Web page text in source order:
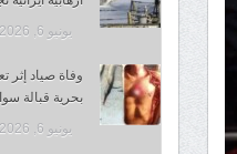
يونيو 6, 2026
وفاة صياد
بحرية قبالة
يونيو 6, 2026